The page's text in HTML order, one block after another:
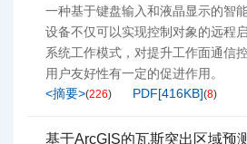
一种基于键盘输入和液晶显示的智
设备不仅可以实现控制对象的远程
系统工作模式，对提升工作面通信
用户友好性有一定的促进作用。
<摘要>(226) PDF[416KB](8)
基于ArcGIS的瓦斯突出区域预